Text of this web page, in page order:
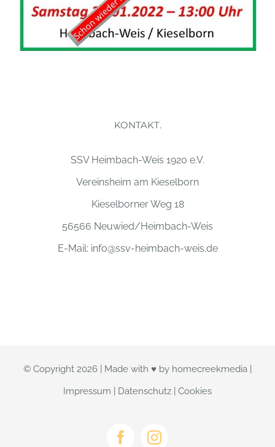
KONTAKT.
SSV Heimbach-Weis 1920 e.V.
Vereinsheim am Kieselborn
Kieselborner Weg 18
56566 Neuwied/Heimbach-Weis
E-Mail: info@ssv-heimbach-weis.de
© Copyright 2026 | Made with ♥ by homecreekmedia
Impressum
Datenschutz Cookies
FacebookInstagram